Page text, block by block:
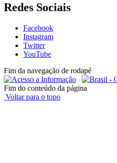
Redes Sociais
Facebook
Instagram
Twitter
YouTube
Fim da navegação de rodapé
Fim do conteúdo da página
Voltar para o topo